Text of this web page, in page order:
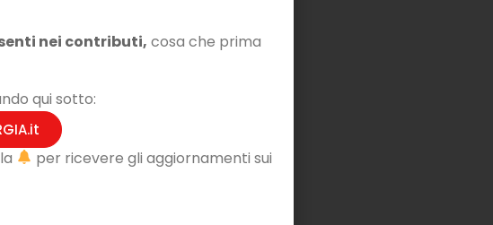
nei contributi, cosa che prima
qui sotto:
per ricevere gli aggiornamenti sui